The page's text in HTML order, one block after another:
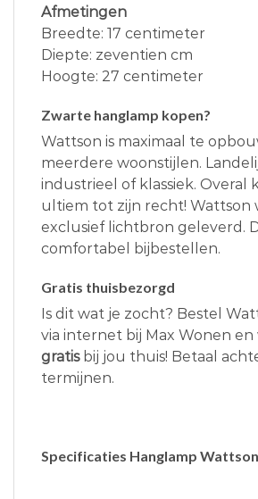
Afmetingen
Breedte: 17 centimeter
Diepte: zeventien cm
Hoogte: 27 centimeter
Zwarte hanglamp kopen?
Wattson is maximaal te
meerdere woonstijlen.
industrieel of klassiek. Overal
ultiem tot zijn recht! Wattson
exclusief lichtbron geleverd.
comfortabel bijbestellen.
Gratis thuisbezorgd
Is dit wat je zocht? Bestel
via internet bij Max Wonen en
gratisbij jou thuis! Betaal
termijnen.
Specificaties Hanglamp